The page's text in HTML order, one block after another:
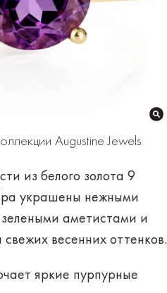
Augustine Jewels
из белого золота 9
украшены нежными
аметистами и
весенних оттенков.
яркие пурпурные